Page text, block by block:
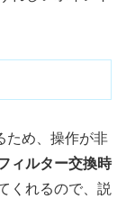
ため、操作が非
ィルター交換時
くれるので、説